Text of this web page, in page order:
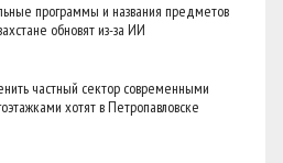
программы и названия предметов
обновят из-за ИИ
частный сектор современными
хотят в Петропавловске